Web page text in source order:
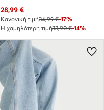
Τρέχουσα τιμή
28,99 €
Κανονική τιμή34,99 €-17%
Η χαμηλότερη τιμή33,90 €-14%